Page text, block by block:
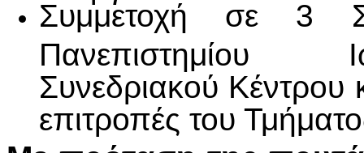
Συμμετοχή σε 3
Πανεπιστημίου
Συνεδριακού
επιτροπές του